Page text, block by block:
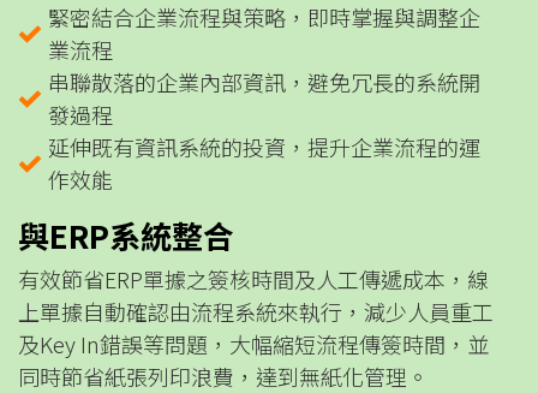
緊密結合企業流程與策略，即時掌握與調整企
業流程
串聯散落的企業內部資訊，避免冗長的系統開
發過程
延伸既有資訊系統的投資，提升企業流程的運
作效能
與ERP系統整合
有效節省ERP單據之簽核時間及人工傳遞成本，線
上單據自動確認由流程系統來執行，減少人員重工
及Key In錯誤等問題，大幅縮短流程傳簽時間，並
同時節省紙張列印浪費，達到無紙化管理。